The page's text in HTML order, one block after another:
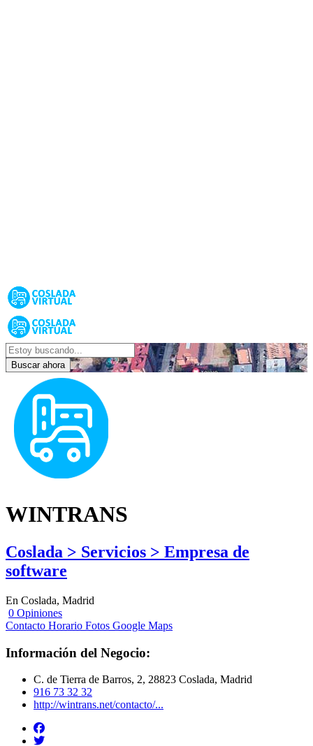
Buscar ahora
WINTRANS
Coslada > Servicios > Empresa de
software
En Coslada, Madrid
0 Opiniones
Contacto Horario Fotos Google Maps
Información del Negocio:
C. de Tierra de Barros, 2, 28823 Coslada, Madrid
916 73 32 32
http://wintrans.net/contacto/...